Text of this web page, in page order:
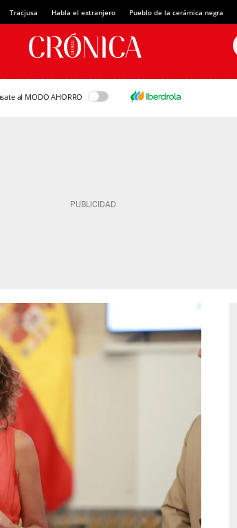
Tracjusa Habla el extranjero Pueblo de la cerámica negra
al MODO AHORRO